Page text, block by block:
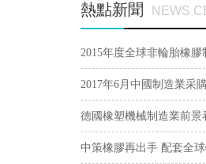
熱點新聞 NEWS
2015年度全球非輪胎橡膠
2017年6月中國制造業采
51.7%
德國橡塑機械制造業前景
中策橡膠再出手 配套全